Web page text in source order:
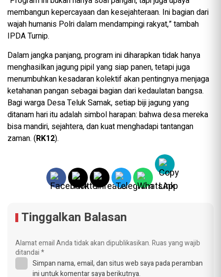
membangun kepercayaan dan kesejahteraan. Ini bagian dari
wajah humanis Polri dalam mendampingi rakyat,” tambah
IPDA Turnip.
Dalam jangka panjang, program ini diharapkan tidak hanya
menghasilkan jagung pipil yang siap panen, tetapi juga
menumbuhkan kesadaran kolektif akan pentingnya menjaga
ketahanan pangan sebagai bagian dari kedaulatan bangsa.
Bagi warga Desa Teluk Samak, setiap biji jagung yang
ditanam hari itu adalah simbol harapan: bahwa desa mereka
bisa mandiri, sejahtera, dan kuat menghadapi tantangan
zaman. (RK12).
Tinggalkan Balasan
Alamat email Anda tidak akan dipublikasikan.Ruas yang wajib
ditandai*
Simpan nama, email, dan situs web saya pada peramban
ini untuk komentar saya berikutnya.